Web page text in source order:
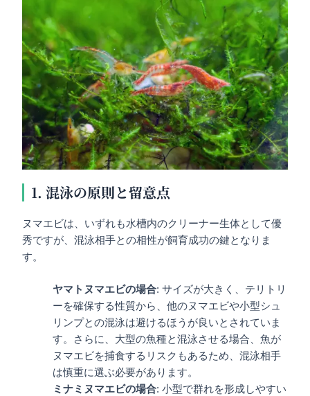
1. 混泳の原則と留意点
ヌマエビは、いずれも水槽内のクリーナー生体として優
秀ですが、混泳相手との相性が飼育成功の鍵となりま
す。
ヤマトヌマエビの場合: サイズが大きく、テリトリ
ーを確保する性質から、他のヌマエビや小型シュ
リンプとの混泳は避けるほうが良いとされていま
す。さらに、大型の魚種と混泳させる場合、魚が
ヌマエビを捕食するリスクもあるため、混泳相手
は慎重に選ぶ必要があります。
ミナミヌマエビの場合: 小型で群れを形成しやすい